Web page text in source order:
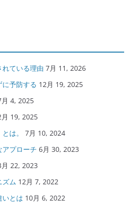
れている理由 7月 11, 2026
予防する 12月 19, 2025
4, 2025
19, 2025
は。
7月 10, 2024
プローチ 6月 30, 2023
22, 2023
ズム 12月 7, 2022
いとは 10月 6, 2022